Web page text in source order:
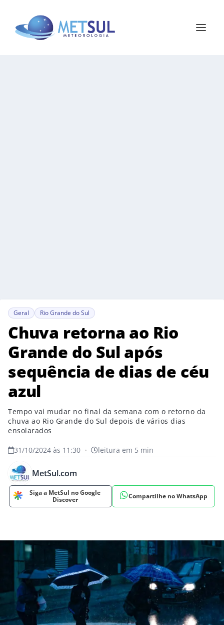
Geral Rio Grande do Sul
Chuva retorna ao Rio
Grande do Sul após
sequência de dias de céu
azul
Tempo vai mudar no final da semana com o retorno da
chuva ao Rio Grande do Sul depois de vários dias
ensolarados
31/10/2024 às 11:30 • leitura em 5 min
MetSul.com
Siga a MetSul no Google
Discover
Compartilhe no WhatsApp